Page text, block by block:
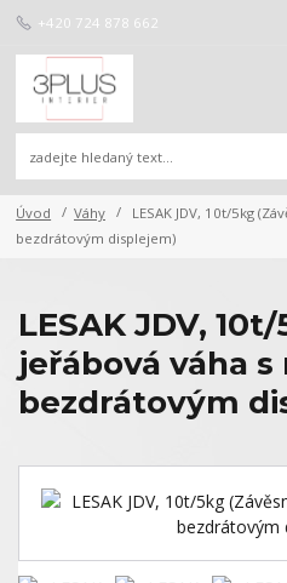
+420 724 878 662
Úvod Váhy
LESAK JDV, 10t/5kg
bezdrátovým displejem)
LESAK JDV,
jeřábová váha
bezdrátovým